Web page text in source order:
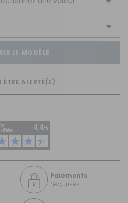
LE MODÈLE
ÊTRE ALERTÉ(E)
Paiements
Sécurisés